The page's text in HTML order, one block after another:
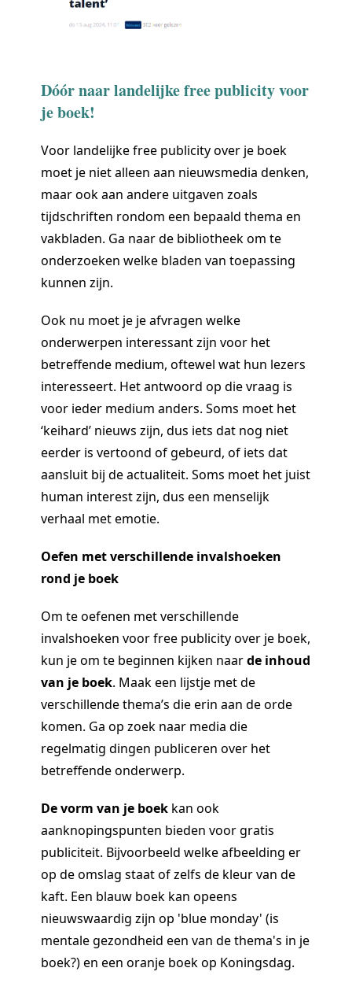
Dóór naar landelijke free publicity voor
je boek!
Voor landelijke free publicity over je boek
moet je niet alleen aan nieuwsmedia denken,
maar ook aan andere uitgaven zoals
tijdschriften rondom een bepaald thema en
vakbladen. Ga naar de bibliotheek om te
onderzoeken welke bladen van toepassing
kunnen zijn.
Ook nu moet je je afvragen welke
onderwerpen interessant zijn voor het
betreffende medium, oftewel wat hun lezers
interesseert. Het antwoord op die vraag is
voor ieder medium anders. Soms moet het
‘keihard’ nieuws zijn, dus iets dat nog niet
eerder is vertoond of gebeurd, of iets dat
aansluit bij de actualiteit. Soms moet het juist
human interest zijn, dus een menselijk
verhaal met emotie.
Oefen met verschillende invalshoeken
rond je boek
Om te oefenen met verschillende
invalshoeken voor free publicity over je boek,
kun je om te beginnen kijken naarde inhoud
van je boek. Maak een lijstje met de
verschillende thema’s die erin aan de orde
komen. Ga op zoek naar media die
regelmatig dingen publiceren over het
betreffende onderwerp.
De vorm van je boek kan ook
aanknopingspunten bieden voor gratis
publiciteit. Bijvoorbeeld welke afbeelding er
op de omslag staat of zelfs de kleur van de
kaft. Een blauw boek kan opeens
nieuwswaardig zijn op 'blue monday' (is
mentale gezondheid een van de thema's in je
boek?) en een oranje boek op Koningsdag.